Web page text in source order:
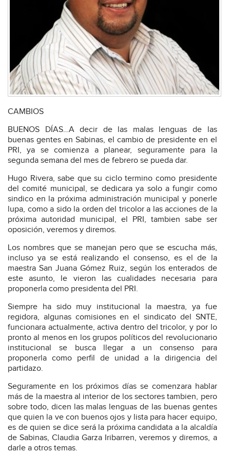
CAMBIOS
BUENOS DÍAS…A decir de las malas lenguas de las
buenas gentes en Sabinas, el cambio de presidente en el
PRI, ya se comienza a planear, seguramente para la
segunda semana del mes de febrero se pueda dar.
Hugo Rivera, sabe que su ciclo termino como presidente
del comité municipal, se dedicara ya solo a fungir como
sindico en la próxima administración municipal y ponerle
lupa, como a sido la orden del tricolor a las acciones de la
próxima autoridad municipal, el PRI, tambien sabe ser
oposición, veremos y diremos.
Los nombres que se manejan pero que se escucha más,
incluso ya se está realizando el consenso, es el de la
maestra San Juana Gómez Ruiz, según los enterados de
este asunto, le vieron las cualidades necesaria para
proponerla como presidenta del PRI.
Siempre ha sido muy institucional la maestra, ya fue
regidora, algunas comisiones en el sindicato del SNTE,
funcionara actualmente, activa dentro del tricolor, y por lo
pronto al menos en los grupos políticos del revolucionario
institucional se busca llegar a un consenso para
proponerla como perfil de unidad a la dirigencia del
partidazo.
Seguramente en los próximos días se comenzara hablar
más de la maestra al interior de los sectores tambien, pero
sobre todo, dicen las malas lenguas de las buenas gentes
que quien la ve con buenos ojos y lista para hacer equipo,
es de quien se dice será la próxima candidata a la alcaldía
de Sabinas, Claudia Garza Iribarren, veremos y diremos, a
darle a otros temas.